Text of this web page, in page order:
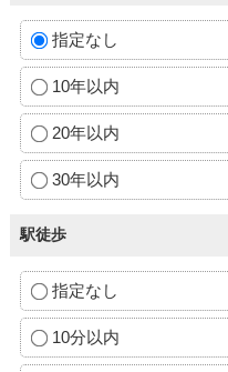
指定なし
10年以内
20年以内
30年以内
駅徒歩
指定なし
10分以内